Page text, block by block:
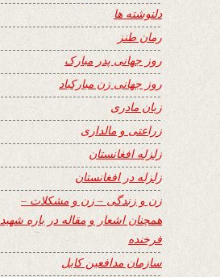
دلنوشته ها
رمان طنز
روز جهانی پدر مبارک
روز جهانی زن مبارکباد
زبان مادری
زراعتی و مالداری
زلزله افغانستان
زلزله در افغانستان
زن و زندگی – زن و مشکلات –
همچنان اشعار و مقاله در باره شهید
فرخنده
سازمان مدافعین کابل